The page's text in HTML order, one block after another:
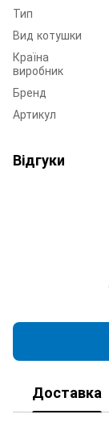
Тип
Вид котушки
Країна
виробник
Бренд
Артикул
Відгуки
Доставка